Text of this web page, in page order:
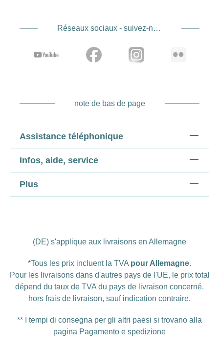
Réseaux sociaux - suivez-nous
note de bas de page
Assistance téléphonique
Infos, aide, service
Plus
(DE) s'applique aux livraisons en Allemagne
*Tous les prix incluent la TVA pour Allemagne.
Pour les livraisons dans d'autres pays de l'UE, le prix total
dépend du taux de TVA du pays de livraison concerné.
hors frais de livraison, sauf indication contraire.
** I tempi di consegna per gli altri paesi si trovano alla
pagina Pagamento e spedizione